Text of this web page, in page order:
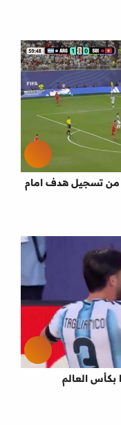
من تسجيل هدف امام
العالم